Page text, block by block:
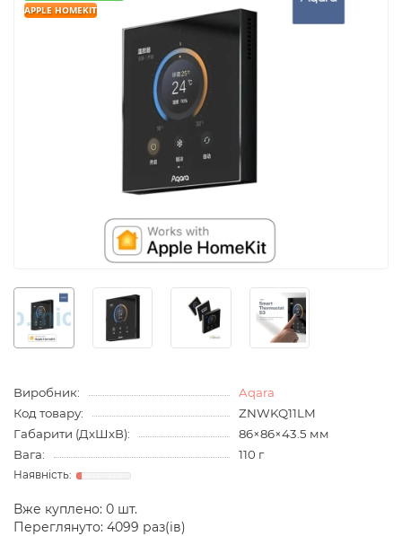
APPLE HOMEKIT
Виробник:
Aqara
Код товару:
ZNWKQ11LM
Габарити (ДхШхВ):
86×86×43.5 мм
Вага:
110 г
Вже куплено: 0 шт.
Переглянуто: 4099 раз(ів)